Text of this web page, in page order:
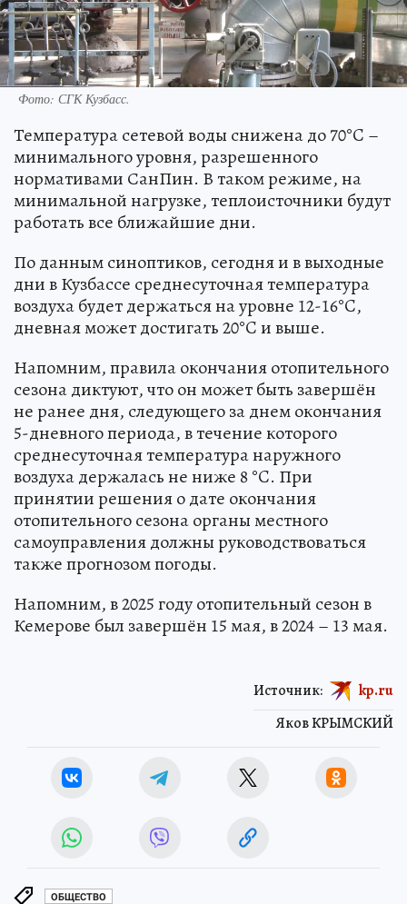
Фото: СГК Кузбасс.
Температура сетевой воды снижена до 70°C –
минимального уровня, разрешенного
нормативами СанПин. В таком режиме, на
минимальной нагрузке, теплоисточники будут
работать все ближайшие дни.
По данным синоптиков, сегодня и в выходные
дни в Кузбассе среднесуточная температура
воздуха будет держаться на уровне 12-16°C,
дневная может достигать 20°C и выше.
Напомним, правила окончания отопительного
сезона диктуют, что он может быть завершён
не ранее дня, следующего за днем окончания
5-дневного периода, в течение которого
среднесуточная температура наружного
воздуха держалась не ниже 8 °C. При
принятии решения о дате окончания
отопительного сезона органы местного
самоуправления должны руководствоваться
также прогнозом погоды.
Напомним, в 2025 году отопительный сезон в
Кемерове был завершён 15 мая, в 2024 – 13 мая.
Яков КРЫМСКИЙ
Источник: kp.ru
ОБЩЕСТВО